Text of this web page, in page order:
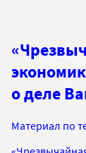
о деле
Материал по